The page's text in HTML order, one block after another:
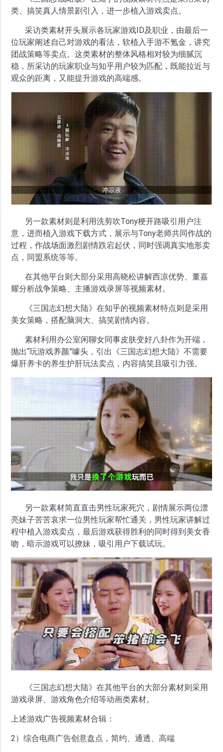
类、搞笑真人情景剧引入，进一步植入游戏卖点。
采访类素材开头展示各玩家游戏ID及职业，由最后一
位玩家阐述自己对游戏的看法，软植入手游不氪金，讲究
团战策略等卖点。这类素材的整体风格相对较为细腻沉
稳，所采访的玩家职业与知乎用户较为匹配，既能拉近与
观众的距离，又能提升游戏的高端感。
另一款素材则是利用洗剪吹Tony梗开路吸引用户注
意，进而植入游戏下载方式，展示与Tony老师共同作战的
过程，作战场面激烈剧情跌宕起伏，同时强调真实地形卖
点，同盟系统等等。
在其他平台则大部分采用高晓松讲解西凉优势、董嘉
耀分析战争策略、主播游戏录屏等视频素材。
《三国志幻想大陆》在知乎的视频素材特点则是采用
美女策略，搭配脑洞大、搞笑剧情内容。
素材利用办公室闲聊女同事皮肤变好八卦作为开端，
抛出“玩游戏养颜”噱头，引出《三国志幻想大陆》不需要
爆肝养卡的养生护肝玩法卖点，内容搞笑且吸引力强。
另一款素材简直直击男性玩家死穴，剧情展示两位漂
亮妹子苦苦哀求一位男性玩家帮忙通关，男性玩家讲解过
程中植入游戏卖点，最后游戏获得胜利的同时得到美女香
吻，暗示游戏可以撩妹，吸引用户下载试玩。
《三国志幻想大陆》在其他平台的大部分素材则采用
游戏录屏、游戏角色介绍等动画类素材。
上述游戏广告视频素材合辑：
2）综合电商广告创意盘点，简约、通透、高端